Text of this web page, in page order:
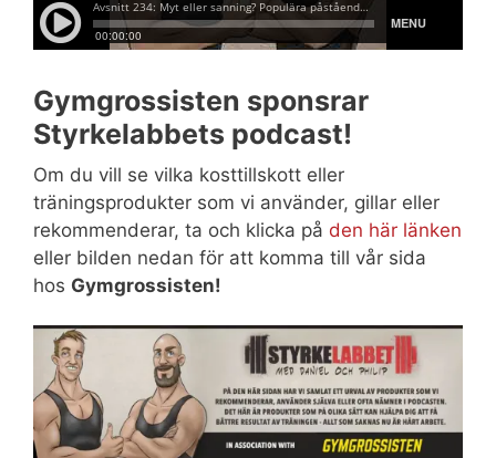
Gymgrossisten sponsrar
Styrkelabbets podcast!
Om du vill se vilka kosttillskott eller
träningsprodukter som vi använder, gillar eller
rekommenderar, ta och klicka på den här länken
eller bilden nedan för att komma till vår sida
hos Gymgrossisten!